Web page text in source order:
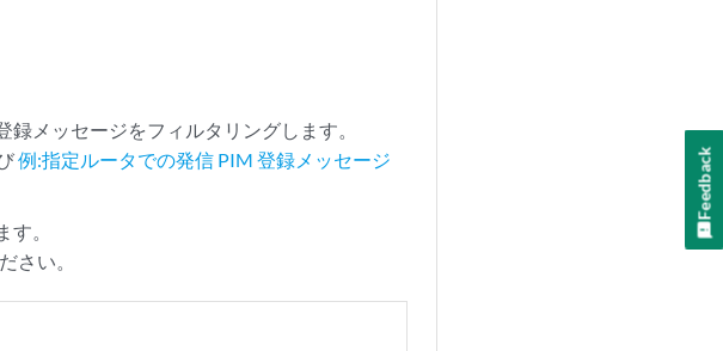
メッセージをフィルタリングします。
例:指定ルータでの発信 PIM 登録メッセージ
。
さい。
Feedback